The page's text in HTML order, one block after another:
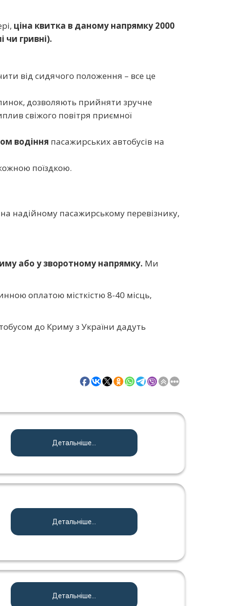
ціна квитка в даному напрямку 2000
чи гривні).
від сидячого положення – все це
дозволяють прийняти зручне
свіжого повітря приємної
водіння пасажирських автобусів на
поїздкою.
надійному пасажирському перевізнику,
або у зворотному напрямку. Ми
оплатою місткістю 8-40 місць,
до Криму з України дадуть
Детальніше...
Детальніше...
Детальніше...